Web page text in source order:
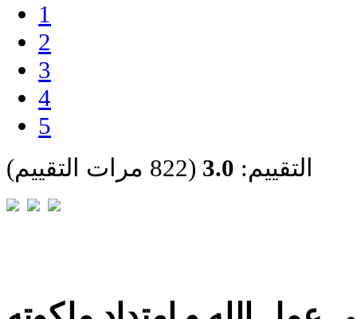
1
2
3
4
5
التقييم: 3.0 (822 مرات التقييم)